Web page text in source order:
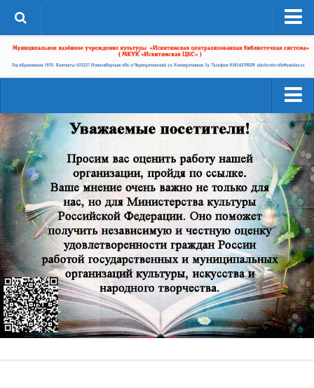
О системе
Администрация
Страницы истории
ЦБС в СМИ
ЦБС сегодня
Библиотеки района
А-Г
Агролесовская сельская библиотека №16
Беловская сельская библиотека №5
Сельская библиотека п. Бердь №29
Бурмистровская сельская библиотека №6
Читателям
Услуги
Ресурсы
Деятельность
Наши успехи
Проекты
Конкурсы
Независимая оценка качества
Нормативно — правовые акты